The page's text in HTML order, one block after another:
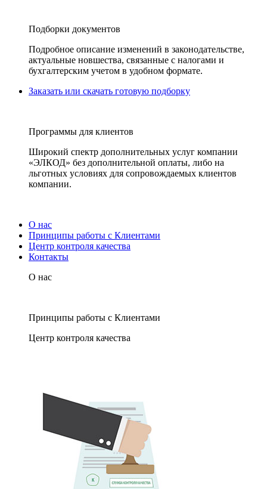
Подборки документов
Подробное описание изменений в законодательстве,
актуальные новшества, связанные с налогами и
бухгалтерским учетом в удобном формате.
Заказать или скачать готовую подборку
Программы для клиентов
Широкий спектр дополнительных услуг компании
«ЭЛКОД» без дополнительной оплаты, либо на
льготных условиях для сопровождаемых клиентов
компании.
О нас
Принципы работы с Клиентами
Центр контроля качества
Контакты
О нас
Принципы работы с Клиентами
Центр контроля качества